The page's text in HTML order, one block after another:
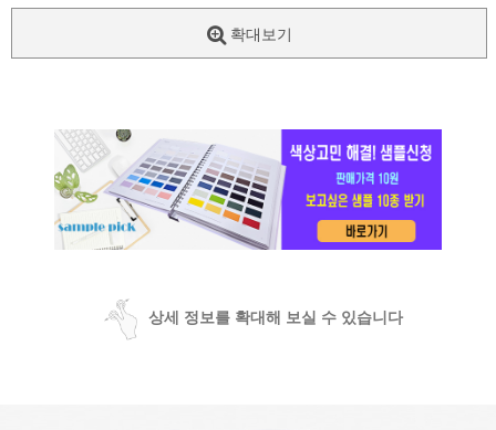
확대보기
상세 정보를 확대해 보실 수 있습니다